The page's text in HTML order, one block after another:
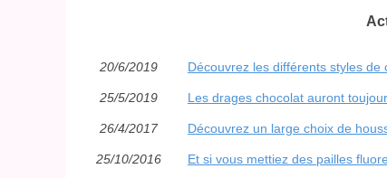
20/6/2019 Découvrez les différents styles de
25/5/2019 Les drages chocolat auront
26/4/2017 Découvrez un large choix de
25/10/2016 Et si vous mettiez des pailles